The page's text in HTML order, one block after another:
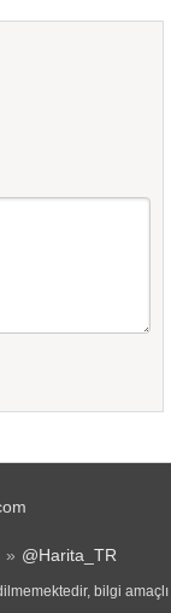
@Harita_TR
bilgi amaçlı